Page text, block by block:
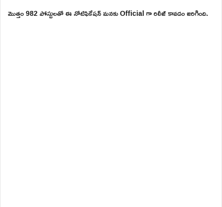
మొత్తం 982 పోస్టులతో ఈ నోటిఫికేషన్ మనకు Official గా రిలీజ్ కావడం జరిగింది.